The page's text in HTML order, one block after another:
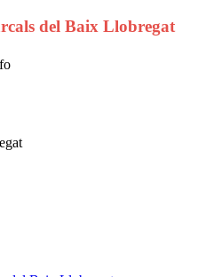
del Baix Llobregat